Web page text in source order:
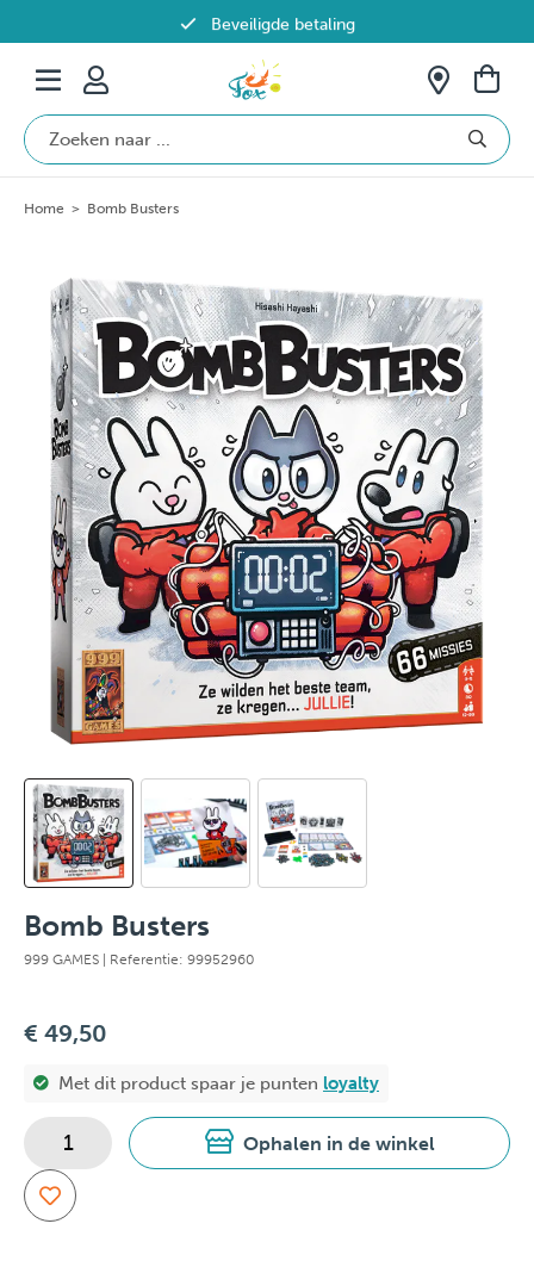
Beveiligde betaling
Gratis verzending vanaf €69 in België
Home > Bomb Busters
Bomb Busters
999 GAMES | Referentie: 99952960
€ 49,50
Met dit product spaar je punten loyalty
Ophalen in de winkel